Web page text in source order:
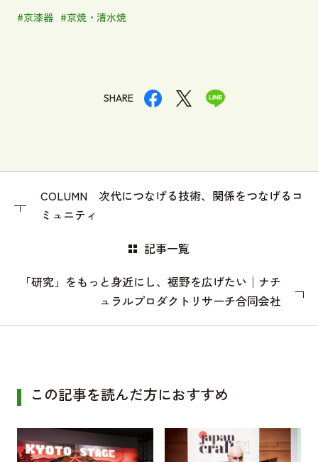
#京漆器 #京焼・清水焼
SHARE
COLUMN 次代につなげる技術、関係をつなげるコ
ミュニティ
記事一覧
「研究」をもっと身近にし、裾野を広げたい│ナチ
ュラルプロダクトリサーチ合同会社
この記事を読んだ方におすすめ